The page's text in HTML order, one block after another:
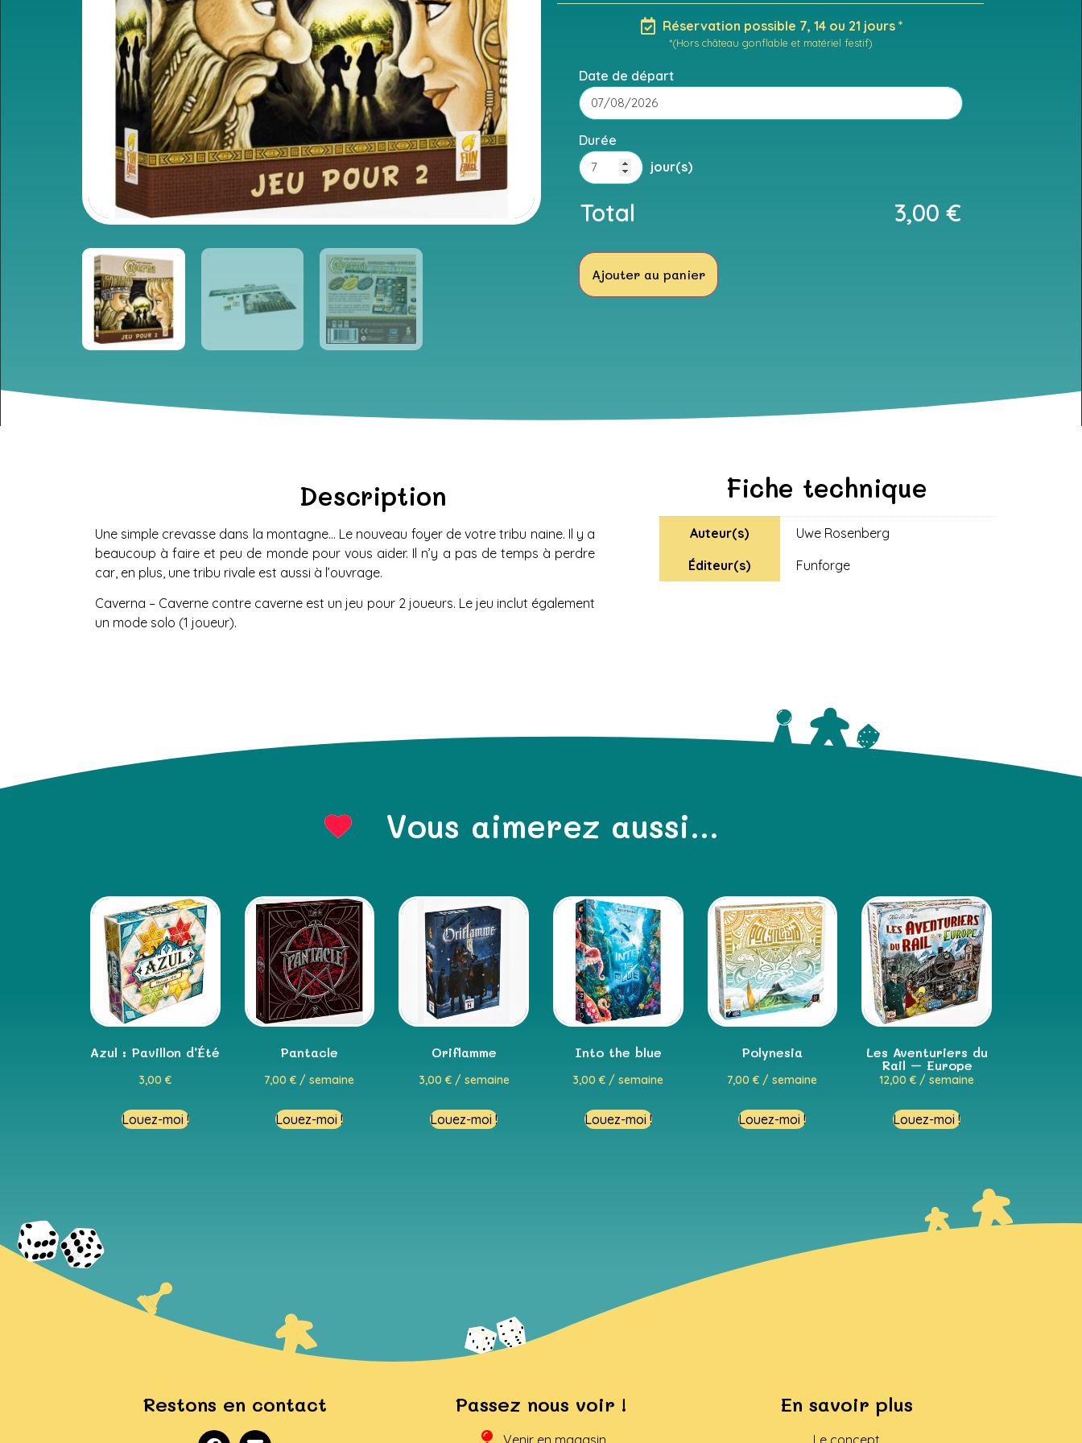
Réservation possible 7, 14 ou 21 jours *
*(Hors château gonflable et matériel festif)
Date de départ
Durée
jour(s)
Total 3,00 €
Ajouter au panier
Description
Une simple crevasse dans la montagne… Le nouveau foyer de votre tribu naine. Il y a
beaucoup à faire et peu de monde pour vous aider. Il n’y a pas de temps à perdre
car, en plus, une tribu rivale est aussi à l’ouvrage.
Caverna – Caverne contre caverne est un jeu pour 2 joueurs. Le jeu inclut également
un mode solo (1 joueur).
Fiche technique
Auteur(s)
Uwe Rosenberg
Éditeur(s)
Funforge
Vous aimerez aussi...
Azul : Pavillon d’Été
3,00€
Louez-moi !
Pantacle
7,00€ / semaine
Louez-moi !
Oriflamme
3,00 €/ semaine
Louez-moi !
Into the blue
3,00€ / semaine
Louez-moi !
Polynesia
7,00€ / semaine
Louez-moi !
Les Aventuriers du
Rail – Europe
12,00€ / semaine
Louez-moi !
Restons en contact Passez nous voir ! En savoir plus